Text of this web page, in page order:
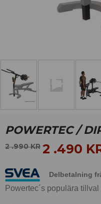
POWERTEC /
2 .990KR 2 .490
Delbetalning
Powertec´s populära